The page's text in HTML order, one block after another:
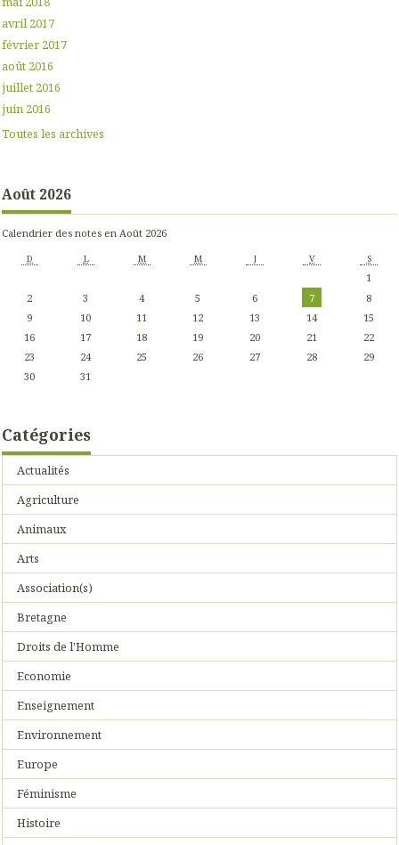
avril 2017
février 2017
août 2016
juillet 2016
juin 2016
Toutes les archives
Août 2026
Calendrier des notes en Août 2026
D L M M J V S
1
2
3 4 5 6 7
8
9
10 11 12 13 14
15
16
17 18 19 20 21
22
23
24 25 26 27 28
29
30
31
Catégories
Actualités
Agriculture
Animaux
Arts
Association(s)
Bretagne
Droits de l'Homme
Economie
Enseignement
Environnement
Europe
Féminisme
Histoire